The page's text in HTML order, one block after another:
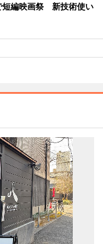
短編映画祭 新技術使い